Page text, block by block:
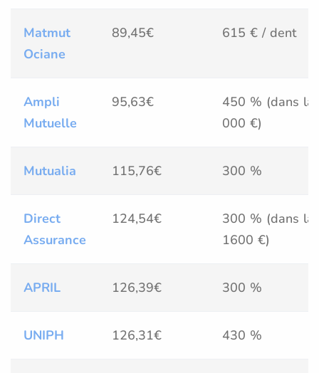
Matmut
Ociane
89,45€ 615 € / dent
Ampli
Mutuelle
95,63€
450 % (dans
000 €)
Mutualia 115,76€ 300 %
Direct
Assurance
124,54€
300 % (dans la
1600 €)
APRIL 126,39€ 300 %
UNIPH 126,31€ 430 %